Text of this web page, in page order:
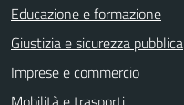
Educazione e formazione
Giustizia e sicurezza pubblica
Imprese e commercio